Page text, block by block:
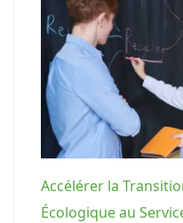
Accélérer la
Écologique au